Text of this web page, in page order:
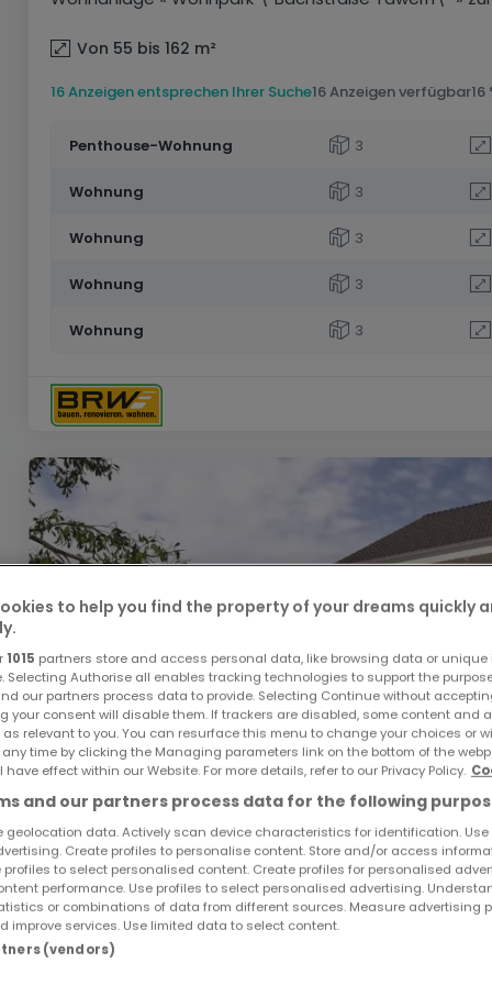
Von 55 bis 162 m²
16 Anzeigen entsprechen Ihrer Suche16 Anzeigen verfügbar
Penthouse-Wohnung 3
Wohnung 3
Wohnung 3
Wohnung 3
Wohnung 3
Wohnanlage « Neubauprojekt PERL »
Preis ab375.000 €
to help you find the property of your dreams quickly
1015 partners store and access personal data, like browsing data or unique
Selecting Authorise all enables tracking technologies to support the
our partners process data to provide. Selecting Continue without
your consent will disable them. If trackers are disabled, some content and
as relevant to you. You can resurface this menu to change your choices or
time by clicking the Managing parameters link on the bottom of the
have effect within our Website. For more details, refer to our Privacy Policy.
and our partners process data for the following
geolocation data. Actively scan device characteristics for identification.
Create profiles to personalise content. Store and/or access
profiles to select personalised content. Create profiles for personalised
performance. Use profiles to select personalised advertising.
or combinations of data from different sources. Measure advertising
improve services. Use limited data to select content.
(vendors)